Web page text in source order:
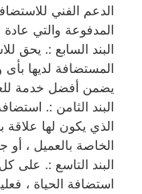
الدعم الفني
المدفوعة والتي
البند السابع :. يحق
المستضافة لديها
يضمن أفضل خدمة
البند الثامن :.
الذي يكون لها
الخاصة بالعميل ، أو
البند التاسع :. على
استضافة الحياة ،